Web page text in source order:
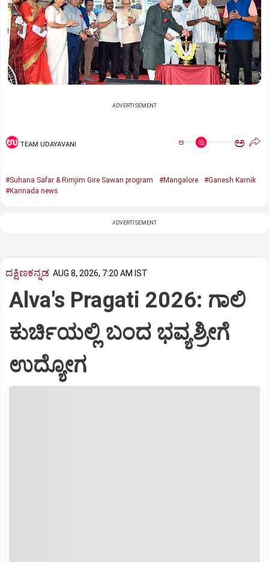
ADVERTISEMENT
TEAM UDAYAVANI ಅ ಅ
#Suhana Safar & Rimjim Gire Sawan program #Mangalore
#Ganesh Karnik
#Kannada news
ADVERTISEMENT
ದಕ್ಷಿಣಕನ್ನಡ AUG 8, 2026, 7:20 AM IST
Alva's Pragati 2026: ಗಾಲಿ
ಕುರ್ಚಿಯಲ್ಲಿ ಬಂದ ಭವ್ಯಶ್ರೀಗೆ
ಉದ್ಯೋಗ